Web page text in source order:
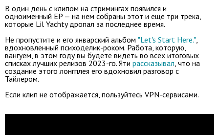
В один день с клипом на стримингах появился и
одноименный EP — на нем собраны этот и еще три трека,
которые Lil Yachty дропал за последнее время.
Не пропустите и его январский альбом "Let's Start Here.",
вдохновленный психоделик-роком. Работа, которую,
вангуем, в этом году вы будете видеть во всех итоговых
списках лучших релизов 2023-го. Яти рассказывал, что на
создание этого лонгплея его вдохновил разговор с
Тайлером.
Если клип не отображается, пользуйтесь VPN-сервисами.